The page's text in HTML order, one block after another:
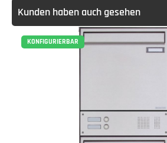
Kunden haben auch gesehen
KONFIGURIERBAR